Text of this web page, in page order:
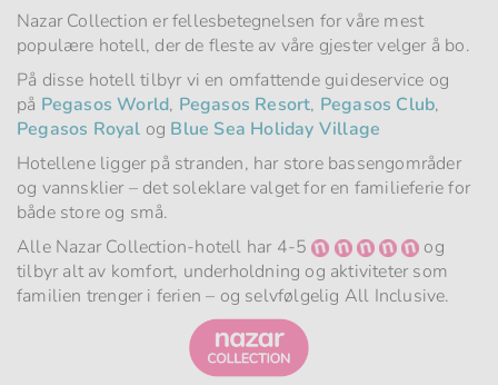
Nazar Collection er fellesbetegnelsen for våre mest
populære hotell, der de fleste av våre gjester velger å bo.
På disse hotell tilbyr vi en omfattende guideservice og
på Pegasos World, Pegasos Resort, Pegasos Club,
Pegasos Royal og Blue Sea Holiday Village
Hotellene ligger på stranden, har store bassengområder
og vannsklier – det soleklare valget for en familieferie for
både store og små.
Alle Nazar Collection-hotell har 4-5
og
tilbyr alt av komfort, underholdning og aktiviteter som
familien trenger i ferien – og selvfølgelig All Inclusive.